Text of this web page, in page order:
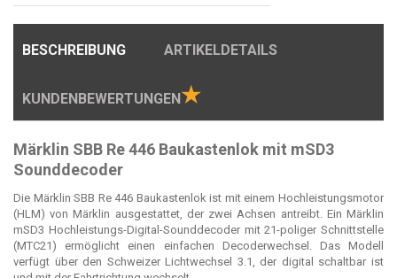
BESCHREIBUNG ARTIKELDETAILS
KUNDENBEWERTUNGEN★
Märklin SBB Re 446 Baukastenlok mit mSD3
Sounddecoder
Die Märklin SBB Re 446 Baukastenlok ist mit einem Hochleistungsmotor
(HLM) von Märklin ausgestattet, der zwei Achsen antreibt. Ein Märklin
mSD3 Hochleistungs-Digital-Sounddecoder mit 21-poliger Schnittstelle
(MTC21) ermöglicht einen einfachen Decoderwechsel. Das Modell
verfügt über den Schweizer Lichtwechsel 3.1, der digital schaltbar ist